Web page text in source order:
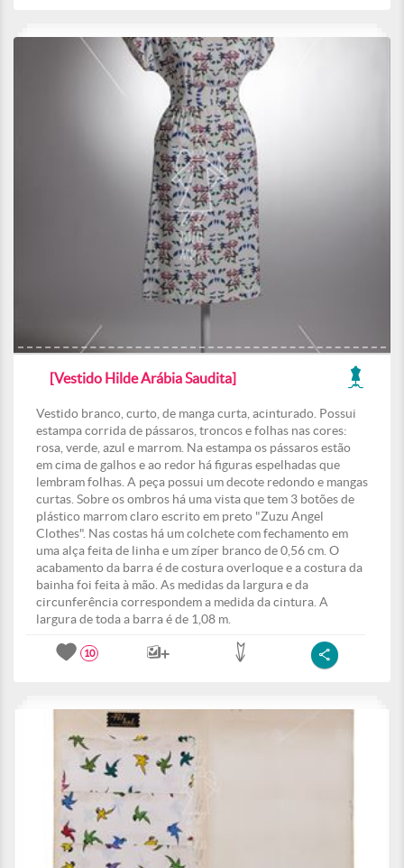
[Vestido Hilde Arábia Saudita]
Vestido branco, curto, de manga curta, acinturado. Possui
estampa corrida de pássaros, troncos e folhas nas cores:
rosa, verde, azul e marrom. Na estampa os pássaros estão
em cima de galhos e ao redor há figuras espelhadas que
lembram folhas. A peça possui um decote redondo e mangas
curtas. Sobre os ombros há uma vista que tem 3 botões de
plástico marrom claro escrito em preto "Zuzu Angel
Clothes". Nas costas há um colchete com fechamento em
uma alça feita de linha e um zíper branco de 0,56 cm. O
acabamento da barra é de costura overloque e a costura da
bainha foi feita à mão. As medidas da largura e da
circunferência correspondem a medida da cintura. A
largura de toda a barra é de 1,08 m.
10